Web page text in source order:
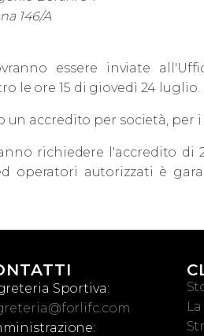
146/A
essere inviate
le ore 15 di giovedì 24 luglio.
un accredito per società,
richiedere l'accredito di
operatori autorizzati è
Sportiva: